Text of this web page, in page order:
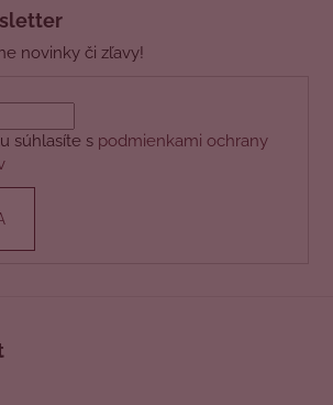
novinky či zľavy!
súhlasíte s podmienkami ochrany